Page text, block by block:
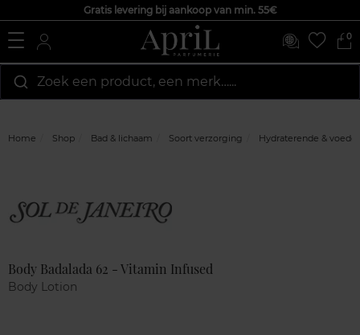
Gratis levering bij aankoop van min. 55€
0
Zoek een product, een merk…...
Home Shop Bad & lichaam Soort verzorging Hydraterende &
Body Badalada 62 - Vitamin Infused
Body Lotion